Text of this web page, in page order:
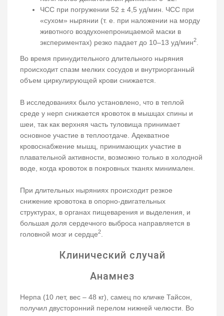
ЧСС при погружении 52 ± 4,5 уд/мин. ЧСС при
«сухом» нырянии (т. е. при наложении на морду
животного воздухонепроницаемой маски в
экспериментах) резко падает до 10–13 уд/мин2
Во время принудительного длительного ныряния
происходит спазм мелких сосудов и внутриорганный
объем циркулирующей крови снижается.
В исследованиях было установлено, что в теплой
среде у нерп снижается кровоток в мышцах спины и
шеи, так как верхняя часть туловища принимает
основное участие в теплоотдаче. Адекватное
кровоснабжение мышц, принимающих участие в
плавательной активности, возможно только в холодной
воде, когда кровоток в покровных тканях минимален.
При длительных ныряниях происходит резкое
снижение кровотока в опорно-двигательных
структурах, в органах пищеварения и выделения, и
большая доля сердечного выброса направляется в
головной мозг и сердце2
Клинический случай
Анамнез
Нерпа (10 лет, вес – 48 кг), самец по кличке Тайсон,
получил двусторонний перелом нижней челюсти. Во